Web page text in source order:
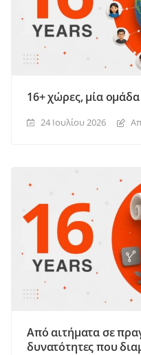
16+ χώρες, μία ομάδα
24 Ιουλίου 2026
Από αιτήματα σε
δυνατότητες που